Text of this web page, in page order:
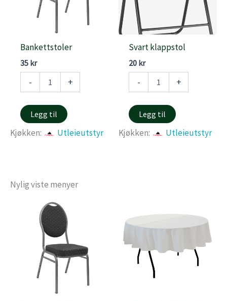
Bankettstoler
35 kr
-
antall
+
Legg til
Kjøkken: Utleieutstyr
Svart klappstol
20 kr
-
klappstol
+
Legg til
Kjøkken: Utleieutstyr
Nylig viste menyer